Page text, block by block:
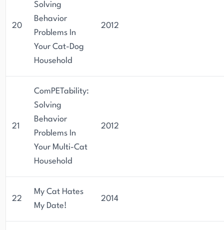
20
Solving
Behavior
Problems In
Your Cat-Dog
Household
2012
21
ComPETability:
Solving
Behavior
Problems In
Your Multi-Cat
Household
2012
22
My Cat Hates
My Date!
2014